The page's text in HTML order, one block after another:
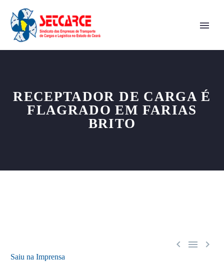
RECEPTADOR DE CARGA É
FLAGRADO EM FARIAS
BRITO
  
Saiu na Imprensa